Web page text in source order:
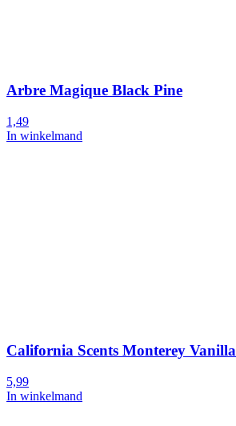
Arbre Magique Black Pine
1,49
In winkelmand
California Scents Monterey Vanilla
5,99
In winkelmand